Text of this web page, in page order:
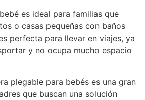
es ideal para familias que
o casas pequeñas con baños
perfecta para llevar en viajes, ya
y no ocupa mucho espacio
plegable para bebés es una gran
que buscan una solución